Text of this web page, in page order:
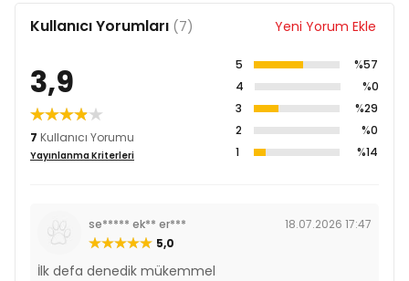
Kullanıcı Yorumları (7) Yeni Yorum Ekle
3,9
7 Kullanıcı Yorumu
Yayınlanma Kriterleri
5
%57
4
%0
3
%29
2
%0
1
%14
se***** ek** er***
18.07.2026 17:47
5,0
İlk defa denedik mükemmel